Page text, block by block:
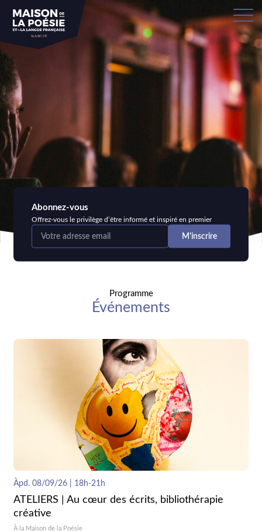
Abonnez-vous
Offrez-vous le privilège d’être informé et inspiré en premier
Programme
Événements
Àpd. 08/09/26 | 18h-21h
ATELIERS | Au cœur des écrits, bibliothérapie
créative
À la Maison de la Poésie